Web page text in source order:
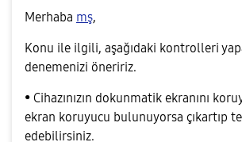
Merhaba mş,
Konu ile ilgili, aşağıdaki kontrolleri
denemenizi öneririz.
• Cihazınızın dokunmatik ekranını
ekran koruyucu bulunuyorsa çıkartıp
edebilirsiniz.